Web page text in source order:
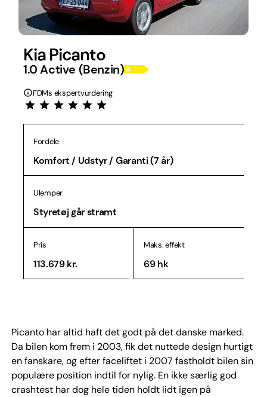
Kia Picanto
1.0 Active (Benzin)
FDMs ekspertvurdering
Fordele
Komfort / Udstyr / Garanti (7 år)
Ulemper
Styretøj går stramt
Pris
113.679 kr.
Maks. effekt
69 hk
Picanto har altid haft det godt på det danske marked.
Da bilen kom frem i 2003, fik det nuttede design hurtigt
en fanskare, og efter faceliftet i 2007 fastholdt bilen sin
populære position indtil for nylig. En ikke særlig god
crashtest har dog hele tiden holdt lidt igen på